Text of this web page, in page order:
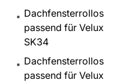
Dachfensterrollos
passend für Velux
SK34
Dachfensterrollos
passend für Velux